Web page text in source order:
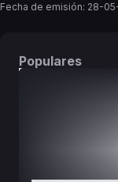
Fecha de emisión: 28-
Populares